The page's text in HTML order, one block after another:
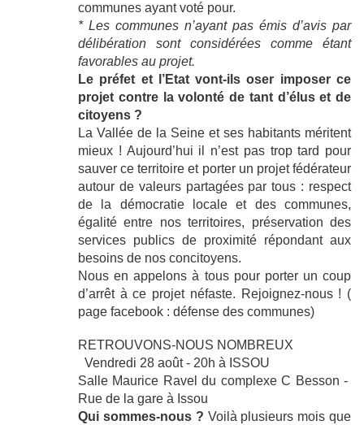
communes ayant voté pour.
* Les communes n’ayant pas émis d’avis par
délibération sont considérées comme étant
favorables au projet.
Le préfet et l’Etat vont-ils oser imposer ce
projet contre la volonté de tant d’élus et de
citoyens ?
La Vallée de la Seine et ses habitants méritent
mieux ! Aujourd’hui il n’est pas trop tard pour
sauver ce territoire et porter un projet fédérateur
autour de valeurs partagées par tous : respect
de la démocratie locale et des communes,
égalité entre nos territoires, préservation des
services publics de proximité répondant aux
besoins de nos concitoyens.
Nous en appelons à tous pour porter un coup
d’arrêt à ce projet néfaste. Rejoignez-nous ! (
page facebook : défense des communes)
RETROUVONS-NOUS NOMBREUX
Vendredi 28 août - 20h à ISSOU
Salle Maurice Ravel du complexe C Besson -
Rue de la gare à Issou
Qui sommes-nous ? Voilà plusieurs mois que